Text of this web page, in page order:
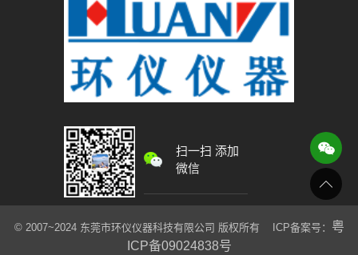
扫一扫 添加
微信
© 2007~2024 东莞市环仪仪器科技有限公司 版权所有 ICP备案号： 粤
ICP备09024838号